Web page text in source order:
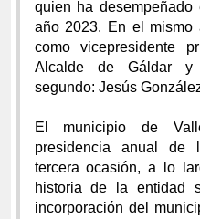
quien ha
año 2023. En el mismo
como vicepresidente
Alcalde de Gáldar y
segundo: Jesús
El municipio de
presidencia anual de
tercera ocasión, a lo
historia de la entidad
incorporación del